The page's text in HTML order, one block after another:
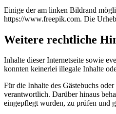
Einige der am linken Bildrand
https://www.freepik.com. Die
Weitere rechtliche
Inhalte dieser Internetseite sowie
konnten keinerlei illegale Inhalte
Für die Inhalte des Gästebuchs
verantwortlich. Darüber hinaus
eingepflegt wurden, zu prüfen und